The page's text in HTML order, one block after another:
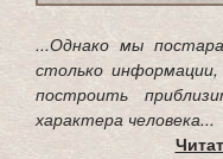
...Однако мы
столько
построить
характера человека...